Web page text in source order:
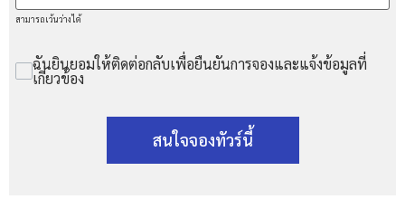
สามารถเว้นว่างได้
ฉันยินยอมให้ติดต่อกลับเพื่อยืนยันการจองและแจ้งข้อมูลที่
เกี่ยวข้อง
สนใจจองทัวร์นี้